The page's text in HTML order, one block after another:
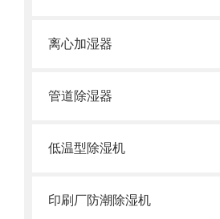
离心加湿器
管道除湿器
低温型除湿机
印刷厂防潮除湿机